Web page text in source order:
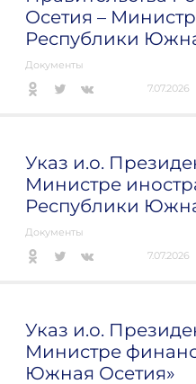
Осетия –
Республики
Документы
7.07.2026
Указ и.о.
Министре
Республики
Документы
7.07.2026
Указ и.о.
Министре
Южная Осетия»